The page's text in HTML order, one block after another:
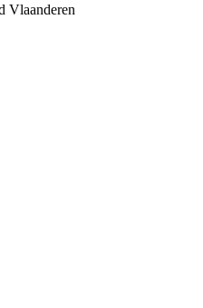
Vlaanderen